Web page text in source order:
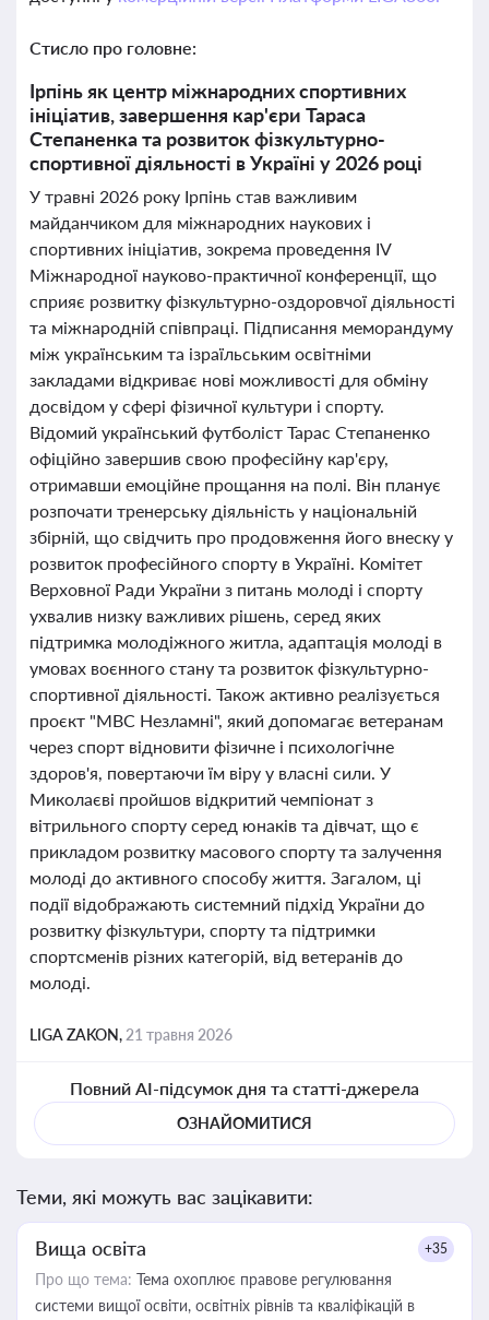
Стисло про головне:
Ірпінь як центр міжнародних спортивних
ініціатив, завершення кар'єри Тараса
Степаненка та розвиток фізкультурно-
спортивної діяльності в Україні у 2026 році
У травні 2026 року Ірпінь став важливим
майданчиком для міжнародних наукових і
спортивних ініціатив, зокрема проведення IV
Міжнародної науково-практичної конференції, що
сприяє розвитку фізкультурно-оздоровчої діяльності
та міжнародній співпраці. Підписання меморандуму
між українським та ізраїльським освітніми
закладами відкриває нові можливості для обміну
досвідом у сфері фізичної культури і спорту.
Відомий український футболіст Тарас Степаненко
офіційно завершив свою професійну кар'єру,
отримавши емоційне прощання на полі. Він планує
розпочати тренерську діяльність у національній
збірній, що свідчить про продовження його внеску у
розвиток професійного спорту в Україні. Комітет
Верховної Ради України з питань молоді і спорту
ухвалив низку важливих рішень, серед яких
підтримка молодіжного житла, адаптація молоді в
умовах воєнного стану та розвиток фізкультурно-
спортивної діяльності. Також активно реалізується
проєкт "МВС Незламні", який допомагає ветеранам
через спорт відновити фізичне і психологічне
здоров'я, повертаючи їм віру у власні сили. У
Миколаєві пройшов відкритий чемпіонат з
вітрильного спорту серед юнаків та дівчат, що є
прикладом розвитку масового спорту та залучення
молоді до активного способу життя. Загалом, ці
події відображають системний підхід України до
розвитку фізкультури, спорту та підтримки
спортсменів різних категорій, від ветеранів до
молоді.
LIGA ZAKON, 21 травня 2026
Повний AI-підсумок дня та статті-джерела
ОЗНАЙОМИТИСЯ
Теми, які можуть вас зацікавити:
Вища освіта +35
Про що тема: Тема охоплює правове регулювання
системи вищої освіти, освітніх рівнів та кваліфікацій в